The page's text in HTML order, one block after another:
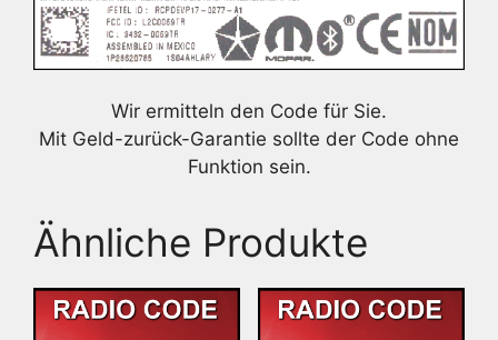
Wir ermitteln den Code für Sie.
Mit Geld-zurück-Garantie sollte der Code ohne
Funktion sein.
Ähnliche Produkte